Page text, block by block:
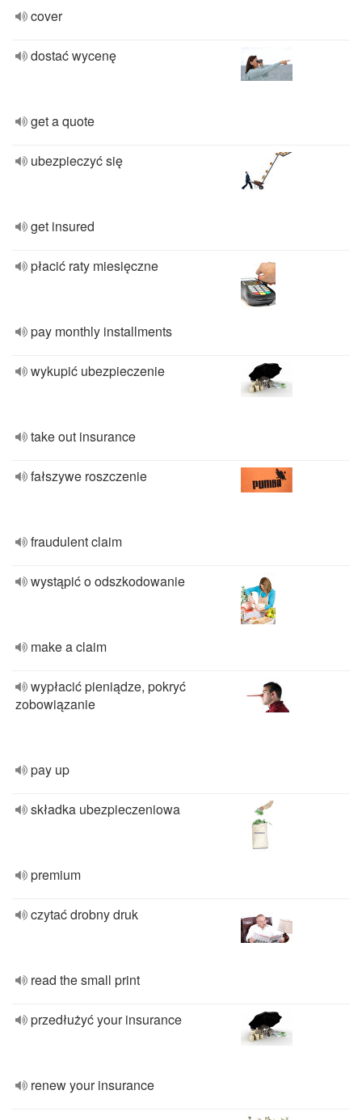
cover
dostać wycenę
get a quote
ubezpieczyć się
get insured
płacić raty miesięczne
pay monthly installments
wykupić ubezpieczenie
take out insurance
fałszywe roszczenie
fraudulent claim
wystąpić o odszkodowanie
make a claim
wypłacić pieniądze, pokryć
zobowiązanie
pay up
składka ubezpieczeniowa
premium
czytać drobny druk
read the small print
przedłużyć your insurance
renew your insurance